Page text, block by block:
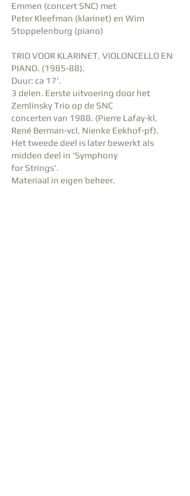
Emmen (concert SNC) met
Peter Kleefman (klarinet) en Wim
Stoppelenburg (piano)
TRIO VOOR KLARINET, VIOLONCELLO EN
PIANO. (1985-88).
Duur: ca 17'.
3 delen. Eerste uitvoering door het
Zemlinsky Trio op de SNC
concerten van 1988. (Pierre Lafay-kl,
René Berman-vcl, Nienke Eekhof-pf).
Het tweede deel is later bewerkt als
midden deel in 'Symphony
for Strings'.
Materiaal in eigen beheer.